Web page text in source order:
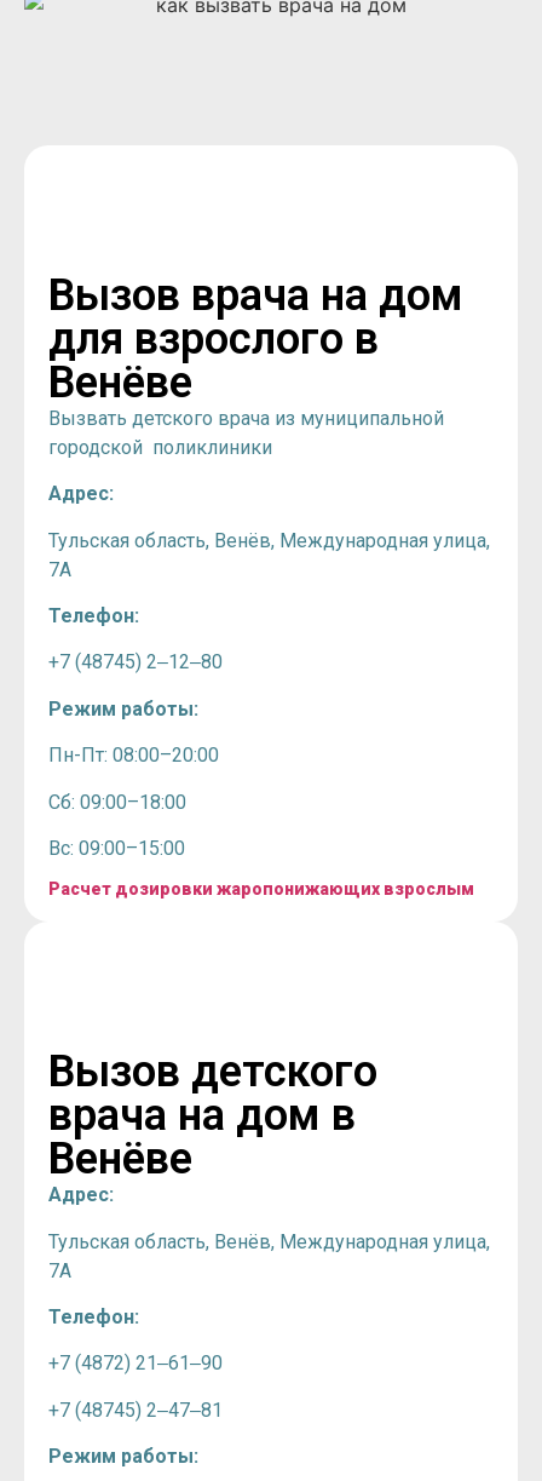
Вызов врача на дом
для взрослого в
Венёве
Вызвать детского врача из муниципальной
городской поликлиники
Адрес:
Тульская область, Венёв, Международная улица,
7А
Телефон:
+7 (48745) 2‒12‒80
Режим работы:
Пн-Пт: 08:00–20:00
Сб: 09:00–18:00
Вс: 09:00–15:00
Расчет дозировки жаропонижающих взрослым
Вызов детского
врача на дом в
Венёве
Адрес:
Тульская область, Венёв, Международная улица,
7А
Телефон:
+7 (4872) 21‒61‒90
+7 (48745) 2‒47‒81
Режим работы: